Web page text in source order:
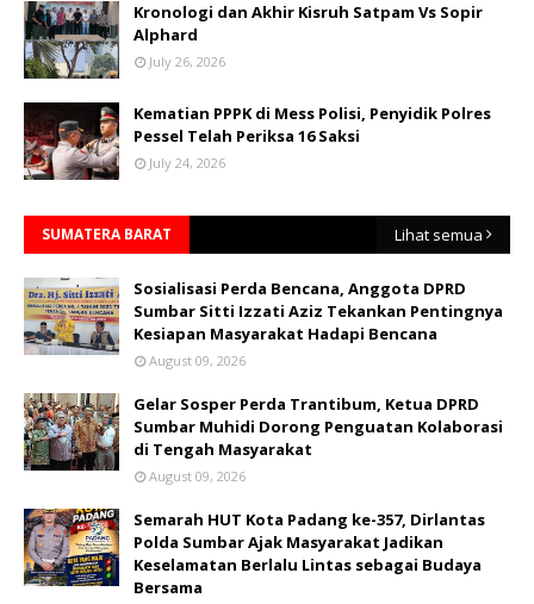
Kronologi dan Akhir Kisruh Satpam Vs Sopir
Alphard
July 26, 2026
Kematian PPPK di Mess Polisi, Penyidik Polres
Pessel Telah Periksa 16 Saksi
July 24, 2026
SUMATERA BARAT Lihat semua
Sosialisasi Perda Bencana, Anggota DPRD
Sumbar Sitti Izzati Aziz Tekankan Pentingnya
Kesiapan Masyarakat Hadapi Bencana
August 09, 2026
Gelar Sosper Perda Trantibum, Ketua DPRD
Sumbar Muhidi Dorong Penguatan Kolaborasi
di Tengah Masyarakat
August 09, 2026
Semarah HUT Kota Padang ke-357, Dirlantas
Polda Sumbar Ajak Masyarakat Jadikan
Keselamatan Berlalu Lintas sebagai Budaya
Bersama